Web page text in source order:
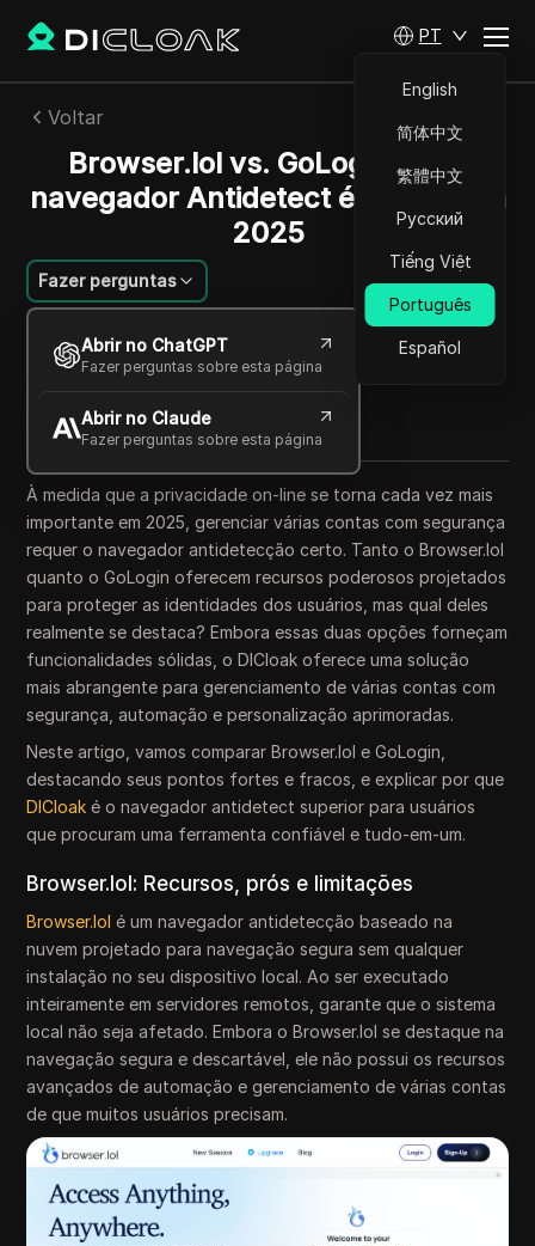
PT
English
简体中文
繁體中文
Русский
Tiếng Việt
Português
Español
Voltar
Browser.lol vs. GoLogin: Qual
navegador Antidetect é melhor em
2025
Fazer perguntas
Abrir no ChatGPT
Fazer perguntas sobre esta página
Abrir no Claude
Fazer perguntas sobre esta página
Felipe Moreira
20 set 2025 5 min de leitura
Copy Link
À medida que a privacidade on-line se torna cada vez mais
importante em 2025, gerenciar várias contas com segurança
requer o navegador antidetecção certo. Tanto o Browser.lol
quanto o GoLogin oferecem recursos poderosos projetados
para proteger as identidades dos usuários, mas qual deles
realmente se destaca? Embora essas duas opções forneçam
funcionalidades sólidas, o DICloak oferece uma solução
mais abrangente para gerenciamento de várias contas com
segurança, automação e personalização aprimoradas.
Neste artigo, vamos comparar Browser.lol e GoLogin,
destacando seus pontos fortes e fracos, e explicar por que
DICloak é o navegador antidetect superior para usuários
que procuram uma ferramenta confiável e tudo-em-um.
Browser.lol: Recursos, prós e limitações
Browser.lol é um navegador antidetecção baseado na
nuvem projetado para navegação segura sem qualquer
instalação no seu dispositivo local. Ao ser executado
inteiramente em servidores remotos, garante que o sistema
local não seja afetado. Embora o Browser.lol se destaque na
navegação segura e descartável, ele não possui os recursos
avançados de automação e gerenciamento de várias contas
de que muitos usuários precisam.